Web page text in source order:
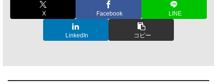
X Facebook LINE
LinkedIn コピー